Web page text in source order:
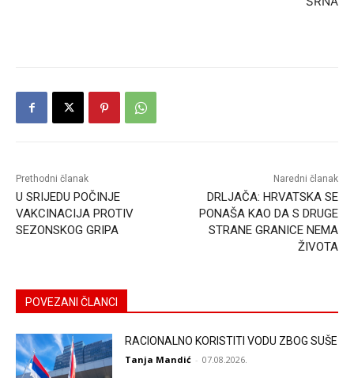
Prethodni članak
U SRIJEDU POČINJE
VAKCINACIJA PROTIV
SEZONSKOG GRIPA
Naredni članak
DRLJAČA: HRVATSKA SE
PONAŠA KAO DA S DRUGE
STRANE GRANICE NEMA
ŽIVOTA
POVEZANI ČLANCI
RACIONALNO KORISTITI VODU ZBOG SUŠE
Tanja Mandić - 07.08.2026.